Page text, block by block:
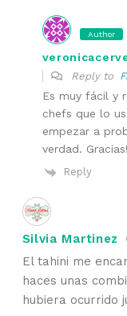
Author
Reply to
Es muy fácil y
chefs que lo
empezar a
verdad. Gracias!
Reply
Silvia Martinez
El tahini me
haces unas
hubiera ocurrido